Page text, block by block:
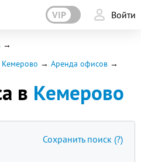
VIP Войти
Аренда офисов
в Кемерово
Сохранить поиск (?)